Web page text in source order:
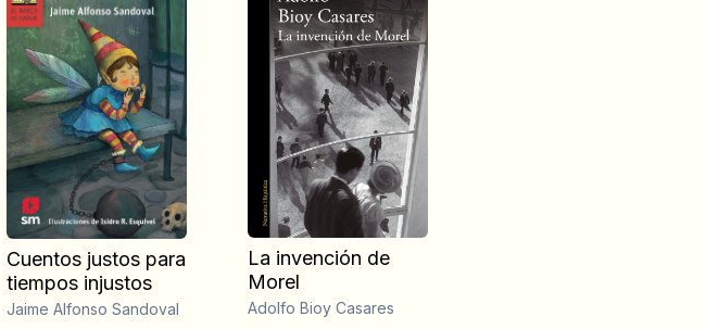
Cuentos justos para
tiempos injustos
Jaime Alfonso Sandoval
La invención de
Morel
Adolfo Bioy Casares